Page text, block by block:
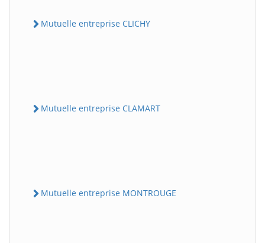
Mutuelle entreprise CLICHY
Mutuelle entreprise CLAMART
Mutuelle entreprise MONTROUGE